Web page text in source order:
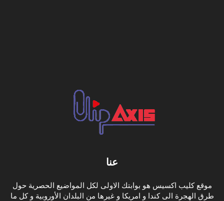
عنا
موقع كليب اكسيس هو بوابتك الاولى لكل المواضيع الحصرية حول
طرق الهجرة الى كندا و امريكا و غيرها من البلدان الأوروبية و كل ما